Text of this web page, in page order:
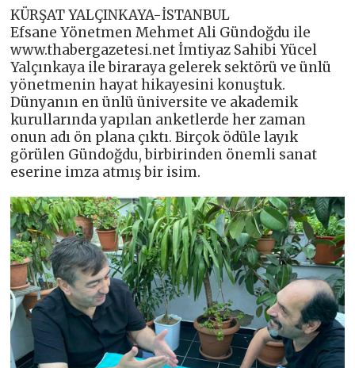
KÜRŞAT YALÇINKAYA-İSTANBUL
Efsane Yönetmen Mehmet Ali Gündoğdu ile
www.thabergazetesi.net İmtiyaz Sahibi Yücel
Yalçınkaya ile biraraya gelerek sektörü ve ünlü
yönetmenin hayat hikayesini konuştuk.
Dünyanın en ünlü üniversite ve akademik
kurullarında yapılan anketlerde her zaman
onun adı ön plana çıktı. Birçok ödüle layık
görülen Gündoğdu, birbirinden önemli sanat
eserine imza atmış bir isim.